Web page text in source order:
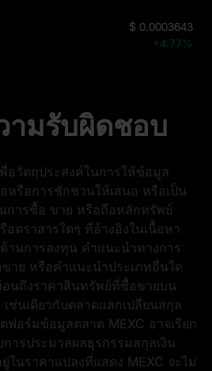
$ 0.0003643
+4.77%
ามรับผิดชอบ
อวัตถุประสงค์ในการให้ข้อมูล
หรือการชักชวนให้เสนอ หรือเป็น
การซื้อ ขาย หรือถือหลักทรัพย์
ตราสารใดๆ ที่อ้างอิงในเนื้อหา
านการลงทุน คำแนะนำทางการ
าย หรือคำแนะนำประเภทอื่นใด
นถึงราคาสินทรัพย์ที่ซื้อขายบน
ช่นเดียวกับตลาดแลกเปลี่ยนสกุล
ฟอร์มข้อมูลตลาด MEXC อาจเรียก
ารประมวลผลธุรกรรมสกุลเงิน
ในราคาแปลงที่แสดง MEXC จะไม่